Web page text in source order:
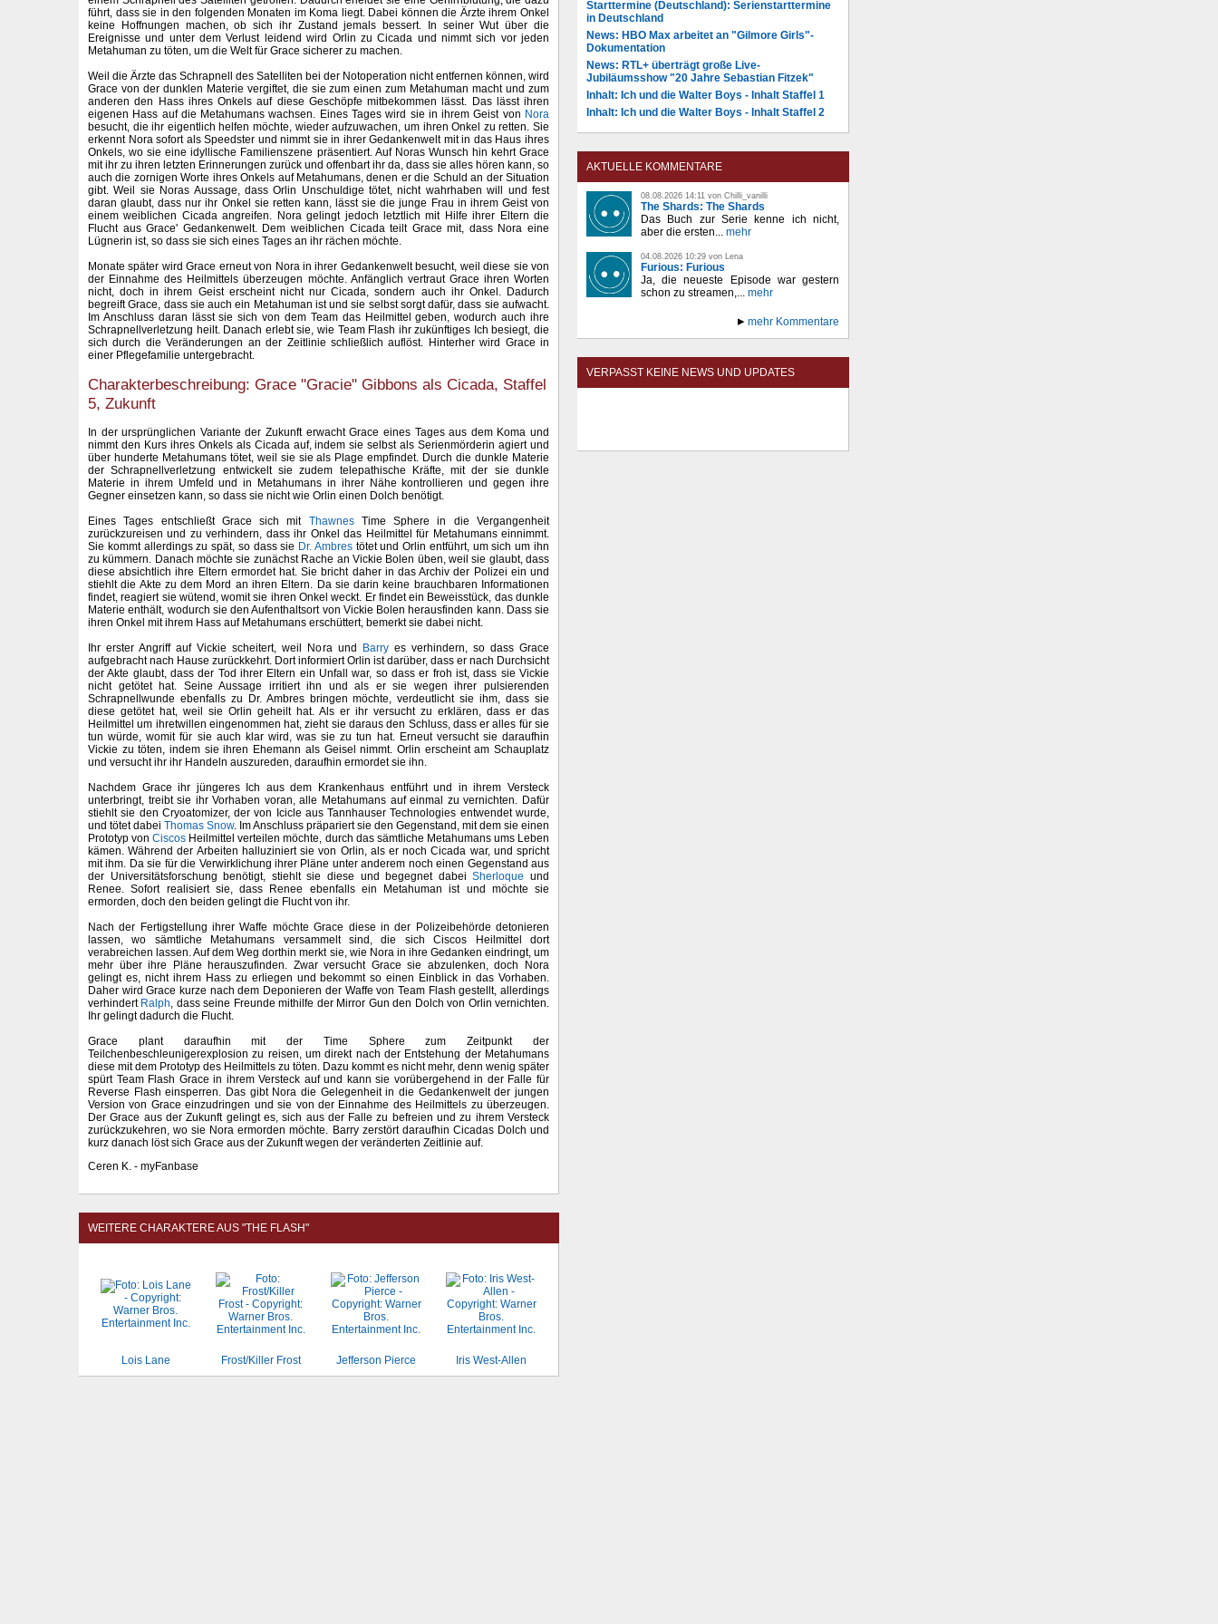
führt, dass sie in den folgenden Monaten im Koma liegt. Dabei können die Ärzte ihrem Onkel
keine Hoffnungen machen, ob sich ihr Zustand jemals bessert. In seiner Wut über die
Ereignisse und unter dem Verlust leidend wird Orlin zu Cicada und nimmt sich vor jeden
Metahuman zu töten, um die Welt für Grace sicherer zu machen.
Weil die Ärzte das Schrapnell des Satelliten bei der Notoperation nicht entfernen können, wird
Grace von der dunklen Materie vergiftet, die sie zum einen zum Metahuman macht und zum
anderen den Hass ihres Onkels auf diese Geschöpfe mitbekommen lässt. Das lässt ihren
eigenen Hass auf die Metahumans wachsen. Eines Tages wird sie in ihrem Geist von Nora
besucht, die ihr eigentlich helfen möchte, wieder aufzuwachen, um ihren Onkel zu retten. Sie
erkennt Nora sofort als Speedster und nimmt sie in ihrer Gedankenwelt mit in das Haus ihres
Onkels, wo sie eine idyllische Familienszene präsentiert. Auf Noras Wunsch hin kehrt Grace
mit ihr zu ihren letzten Erinnerungen zurück und offenbart ihr da, dass sie alles hören kann, so
auch die zornigen Worte ihres Onkels auf Metahumans, denen er die Schuld an der Situation
gibt. Weil sie Noras Aussage, dass Orlin Unschuldige tötet, nicht wahrhaben will und fest
daran glaubt, dass nur ihr Onkel sie retten kann, lässt sie die junge Frau in ihrem Geist von
einem weiblichen Cicada angreifen. Nora gelingt jedoch letztlich mit Hilfe ihrer Eltern die
Flucht aus Grace' Gedankenwelt. Dem weiblichen Cicada teilt Grace mit, dass Nora eine
Lügnerin ist, so dass sie sich eines Tages an ihr rächen möchte.
Monate später wird Grace erneut von Nora in ihrer Gedankenwelt besucht, weil diese sie von
der Einnahme des Heilmittels überzeugen möchte. Anfänglich vertraut Grace ihren Worten
nicht, doch in ihrem Geist erscheint nicht nur Cicada, sondern auch ihr Onkel. Dadurch
begreift Grace, dass sie auch ein Metahuman ist und sie selbst sorgt dafür, dass sie aufwacht.
Im Anschluss daran lässt sie sich von dem Team das Heilmittel geben, wodurch auch ihre
Schrapnellverletzung heilt. Danach erlebt sie, wie Team Flash ihr zukünftiges Ich besiegt, die
sich durch die Veränderungen an der Zeitlinie schließlich auflöst. Hinterher wird Grace in
einer Pflegefamilie untergebracht.
Charakterbeschreibung: Grace "Gracie" Gibbons als Cicada, Staffel
5, Zukunft
In der ursprünglichen Variante der Zukunft erwacht Grace eines Tages aus dem Koma und
nimmt den Kurs ihres Onkels als Cicada auf, indem sie selbst als Serienmörderin agiert und
über hunderte Metahumans tötet, weil sie sie als Plage empfindet. Durch die dunkle Materie
der Schrapnellverletzung entwickelt sie zudem telepathische Kräfte, mit der sie dunkle
Materie in ihrem Umfeld und in Metahumans in ihrer Nähe kontrollieren und gegen ihre
Gegner einsetzen kann, so dass sie nicht wie Orlin einen Dolch benötigt.
Eines Tages entschließt Grace sich mit ThawnesTime Sphere in die Vergangenheit
zurückzureisen und zu verhindern, dass ihr Onkel das Heilmittel für Metahumans einnimmt.
Sie kommt allerdings zu spät, so dass sie Dr. Ambrestötet und Orlin entführt, um sich um ihn
zu kümmern. Danach möchte sie zunächst Rache an Vickie Bolen üben, weil sie glaubt, dass
diese absichtlich ihre Eltern ermordet hat. Sie bricht daher in das Archiv der Polizei ein und
stiehlt die Akte zu dem Mord an ihren Eltern. Da sie darin keine brauchbaren Informationen
findet, reagiert sie wütend, womit sie ihren Onkel weckt. Er findet ein Beweisstück, das dunkle
Materie enthält, wodurch sie den Aufenthaltsort von Vickie Bolen herausfinden kann. Dass sie
ihren Onkel mit ihrem Hass auf Metahumans erschüttert, bemerkt sie dabei nicht.
Ihr erster Angriff auf Vickie scheitert, weil Nora und
Barryes verhindern, so dass Grace
aufgebracht nach Hause zurückkehrt. Dort informiert Orlin ist darüber, dass er nach Durchsicht
der Akte glaubt, dass der Tod ihrer Eltern ein Unfall war, so dass er froh ist, dass sie Vickie
nicht getötet hat. Seine Aussage irritiert ihn und als er sie wegen ihrer pulsierenden
Schrapnellwunde ebenfalls zu Dr. Ambres bringen möchte, verdeutlicht sie ihm, dass sie
diese getötet hat, weil sie Orlin geheilt hat. Als er ihr versucht zu erklären, dass er das
Heilmittel um ihretwillen eingenommen hat, zieht sie daraus den Schluss, dass er alles für sie
tun würde, womit für sie auch klar wird, was sie zu tun hat. Erneut versucht sie daraufhin
Vickie zu töten, indem sie ihren Ehemann als Geisel nimmt. Orlin erscheint am Schauplatz
und versucht ihr ihr Handeln auszureden, daraufhin ermordet sie ihn.
Nachdem Grace ihr jüngeres Ich aus dem Krankenhaus entführt und in ihrem Versteck
unterbringt, treibt sie ihr Vorhaben voran, alle Metahumans auf einmal zu vernichten. Dafür
stiehlt sie den Cryoatomizer, der von Icicle aus Tannhauser Technologies entwendet wurde,
und tötet dabei Thomas Snow. Im Anschluss präpariert sie den Gegenstand, mit dem sie einen
Prototyp vonCiscos Heilmittel verteilen möchte, durch das sämtliche Metahumans ums Leben
kämen. Während der Arbeiten halluziniert sie von Orlin, als er noch Cicada war, und spricht
mit ihm. Da sie für die Verwirklichung ihrer Pläne unter anderem noch einen Gegenstand aus
der Universitätsforschung benötigt, stiehlt sie diese und begegnet dabeiSherloque und
Renee. Sofort realisiert sie, dass Renee ebenfalls ein Metahuman ist und möchte sie
ermorden, doch den beiden gelingt die Flucht von ihr.
Nach der Fertigstellung ihrer Waffe möchte Grace diese in der Polizeibehörde detonieren
lassen, wo sämtliche Metahumans versammelt sind, die sich Ciscos Heilmittel dort
verabreichen lassen. Auf dem Weg dorthin merkt sie, wie Nora in ihre Gedanken eindringt, um
mehr über ihre Pläne herauszufinden. Zwar versucht Grace sie abzulenken, doch Nora
gelingt es, nicht ihrem Hass zu erliegen und bekommt so einen Einblick in das Vorhaben.
Daher wird Grace kurze nach dem Deponieren der Waffe von Team Flash gestellt, allerdings
verhindert Ralph, dass seine Freunde mithilfe der Mirror Gun den Dolch von Orlin vernichten.
Ihr gelingt dadurch die Flucht.
Grace plant daraufhin mit der Time Sphere zum Zeitpunkt der
Teilchenbeschleunigerexplosion zu reisen, um direkt nach der Entstehung der Metahumans
diese mit dem Prototyp des Heilmittels zu töten. Dazu kommt es nicht mehr, denn wenig später
spürt Team Flash Grace in ihrem Versteck auf und kann sie vorübergehend in der Falle für
Reverse Flash einsperren. Das gibt Nora die Gelegenheit in die Gedankenwelt der jungen
Version von Grace einzudringen und sie von der Einnahme des Heilmittels zu überzeugen.
Der Grace aus der Zukunft gelingt es, sich aus der Falle zu befreien und zu ihrem Versteck
zurückzukehren, wo sie Nora ermorden möchte. Barry zerstört daraufhin Cicadas Dolch und
kurz danach löst sich Grace aus der Zukunft wegen der veränderten Zeitlinie auf.
Ceren K. - myFanbase
WEITERE CHARAKTERE AUS "THE FLASH"
Lois Lane Frost/Killer Frost Jefferson Pierce Iris West-Allen
Starttermine (Deutschland): Serienstarttermine
in Deutschland
News: HBO Max arbeitet an "Gilmore Girls"-
Dokumentation
News: RTL+ überträgt große Live-
Jubiläumsshow "20 Jahre Sebastian Fitzek"
Inhalt: Ich und die Walter Boys - Inhalt Staffel 1
Inhalt: Ich und die Walter Boys - Inhalt Staffel 2
AKTUELLE KOMMENTARE
08.08.2026 14:11 von Chilli_vanilli
The Shards: The Shards
Das Buch zur Serie kenne ich nicht,
aber die ersten... mehr
04.08.2026 10:29 von Lena
Furious: Furious
Ja, die neueste Episode war gestern
schon zu streamen,... mehr
mehr Kommentare
VERPASST KEINE NEWS UND UPDATES